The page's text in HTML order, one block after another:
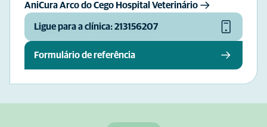
AniCura Arco do Cego Hospital Veterinário
Ligue para a clínica: 213156207
Formulário de referência